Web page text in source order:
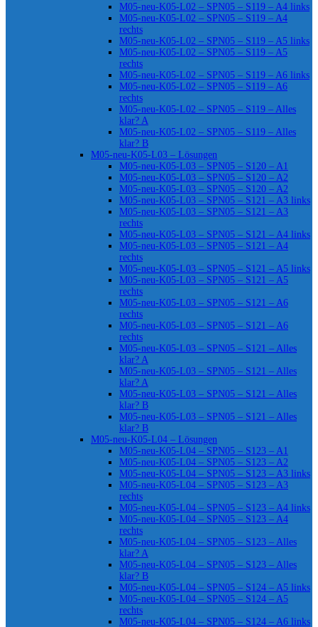
M05-neu-K05-L02 – SPN05 – S119 – A4 links
M05-neu-K05-L02 – SPN05 – S119 – A4
rechts
M05-neu-K05-L02 – SPN05 – S119 – A5 links
M05-neu-K05-L02 – SPN05 – S119 – A5
rechts
M05-neu-K05-L02 – SPN05 – S119 – A6 links
M05-neu-K05-L02 – SPN05 – S119 – A6
rechts
M05-neu-K05-L02 – SPN05 – S119 – Alles
klar? A
M05-neu-K05-L02 – SPN05 – S119 – Alles
klar? B
M05-neu-K05-L03 – Lösungen
M05-neu-K05-L03 – SPN05 – S120 – A1
M05-neu-K05-L03 – SPN05 – S120 – A2
M05-neu-K05-L03 – SPN05 – S120 – A2
M05-neu-K05-L03 – SPN05 – S121 – A3 links
M05-neu-K05-L03 – SPN05 – S121 – A3
rechts
M05-neu-K05-L03 – SPN05 – S121 – A4 links
M05-neu-K05-L03 – SPN05 – S121 – A4
rechts
M05-neu-K05-L03 – SPN05 – S121 – A5 links
M05-neu-K05-L03 – SPN05 – S121 – A5
rechts
M05-neu-K05-L03 – SPN05 – S121 – A6
rechts
M05-neu-K05-L03 – SPN05 – S121 – A6
rechts
M05-neu-K05-L03 – SPN05 – S121 – Alles
klar? A
M05-neu-K05-L03 – SPN05 – S121 – Alles
klar? A
M05-neu-K05-L03 – SPN05 – S121 – Alles
klar? B
M05-neu-K05-L03 – SPN05 – S121 – Alles
klar? B
M05-neu-K05-L04 – Lösungen
M05-neu-K05-L04 – SPN05 – S123 – A1
M05-neu-K05-L04 – SPN05 – S123 – A2
M05-neu-K05-L04 – SPN05 – S123 – A3 links
M05-neu-K05-L04 – SPN05 – S123 – A3
rechts
M05-neu-K05-L04 – SPN05 – S123 – A4 links
M05-neu-K05-L04 – SPN05 – S123 – A4
rechts
M05-neu-K05-L04 – SPN05 – S123 – Alles
klar? A
M05-neu-K05-L04 – SPN05 – S123 – Alles
klar? B
M05-neu-K05-L04 – SPN05 – S124 – A5 links
M05-neu-K05-L04 – SPN05 – S124 – A5
rechts
M05-neu-K05-L04 – SPN05 – S124 – A6 links